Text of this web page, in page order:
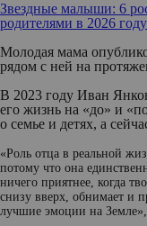
Звездные малыши: 6
родителями в 2026 году
Молодая мама
рядом с ней на
В 2023 году Иван
его жизнь на «до» и
о семье и детях, а
«Роль отца в реальной
потому что она
ничего приятнее, когда
снизу вверх, обнимает и
лучшие эмоции на